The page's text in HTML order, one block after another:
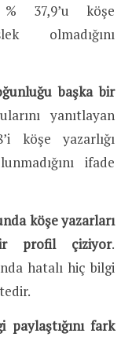
37,9’u köşe
olmadığını
başka bir
yanıtlayan
köşe yazarlığı
ifade
köşe yazarları
profil çiziyor.
hatalı hiç bilgi
paylaştığını fark